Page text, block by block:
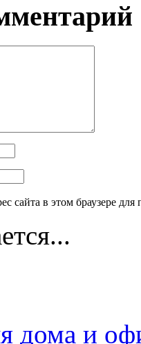
сайта в этом браузере
дома и